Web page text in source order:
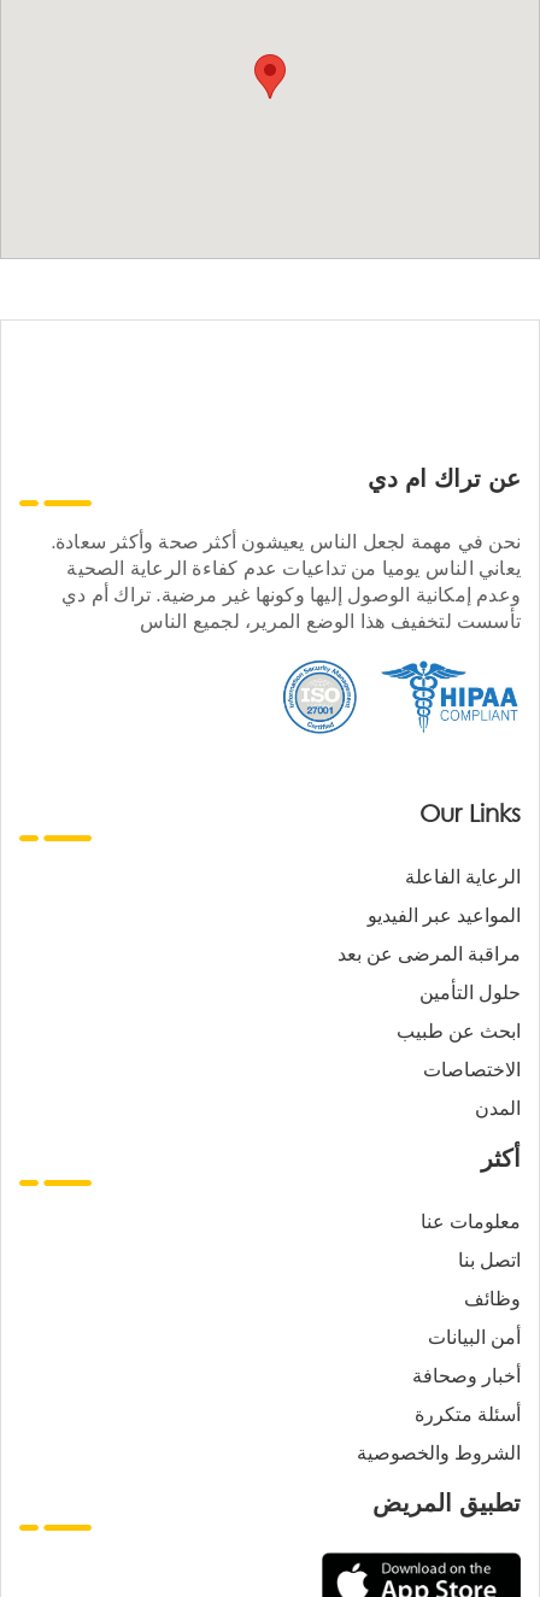
عن تراك ام دي
نحن في مهمة لجعل الناس يعيشون أكثر صحة وأكثر سعادة.
يعاني الناس يوميا من تداعيات عدم كفاءة الرعاية الصحية
وعدم إمكانية الوصول إليها وكونها غير مرضية. تراك أم دي
تأسست لتخفيف هذا الوضع المرير، لجميع الناس
Our Links
الرعاية الفاعلة
المواعيد عبر الفيديو
مراقبة المرضى عن بعد
حلول التأمين
ابحث عن طبيب
الاختصاصات
المدن
أكثر
معلومات عنا
اتصل بنا
وظائف
أمن البيانات
أخبار وصحافة
أسئلة متكررة
الشروط والخصوصية
تطبيق المريض